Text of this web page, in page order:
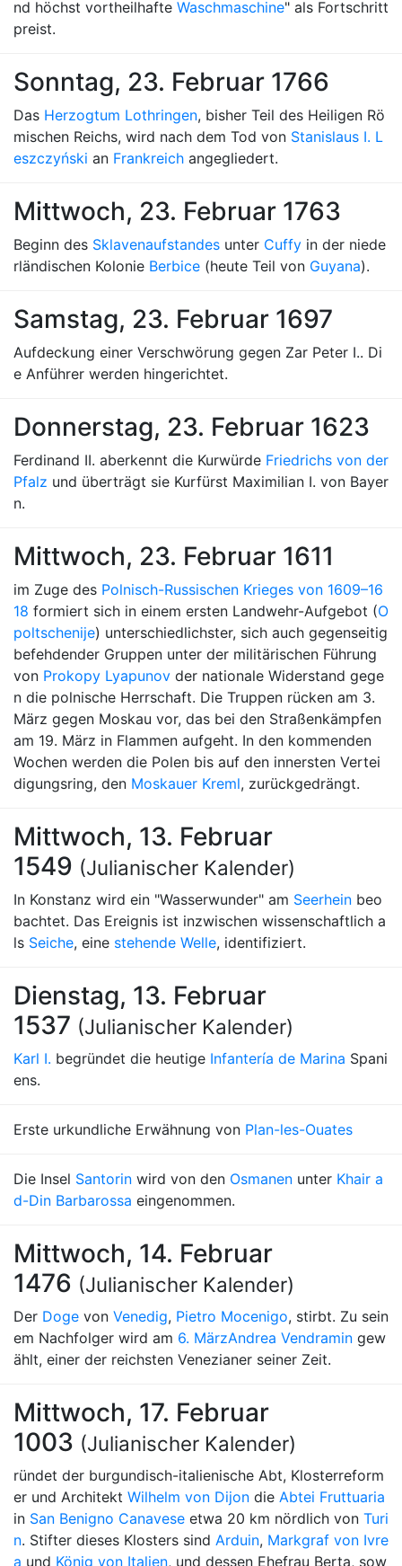
nd höchst vortheilhafte Waschmaschine" als Fortschritt
preist.
Sonntag, 23. Februar 1766
Das Herzogtum Lothringen, bisher Teil des Heiligen Rö
mischen Reichs, wird nach dem Tod von Stanislaus I. L
eszczyński an Frankreich angegliedert.
Mittwoch, 23. Februar 1763
Beginn des Sklavenaufstandes unter Cuffy in der niede
rländischen Kolonie Berbice (heute Teil von Guyana).
Samstag, 23. Februar 1697
Aufdeckung einer Verschwörung gegen Zar Peter I.. Di
e Anführer werden hingerichtet.
Donnerstag, 23. Februar 1623
Ferdinand II. aberkennt die Kurwürde Friedrichs von der
Pfalz und überträgt sie Kurfürst Maximilian I. von Bayer
n.
Mittwoch, 23. Februar 1611
im Zuge des Polnisch-Russischen Krieges von 1609–16
18 formiert sich in einem ersten Landwehr-Aufgebot (O
poltschenije) unterschiedlichster, sich auch gegenseitig
befehdender Gruppen unter der militärischen Führung
von Prokopy Lyapunov der nationale Widerstand gege
n die polnische Herrschaft. Die Truppen rücken am 3.
März gegen Moskau vor, das bei den Straßenkämpfen
am 19. März in Flammen aufgeht. In den kommenden
Wochen werden die Polen bis auf den innersten Vertei
digungsring, den Moskauer Kreml, zurückgedrängt.
Mittwoch, 13. Februar
1549 (Julianischer Kalender)
In Konstanz wird ein "Wasserwunder" am Seerhein beo
bachtet. Das Ereignis ist inzwischen wissenschaftlich a
ls Seiche, eine stehende Welle, identifiziert.
Dienstag, 13. Februar
1537 (Julianischer Kalender)
Karl I. begründet die heutige Infantería de Marina Spani
ens.
Erste urkundliche Erwähnung von Plan-les-Ouates
Die Insel Santorin wird von den Osmanen unter Khair a
d-Din Barbarossa eingenommen.
Mittwoch, 14. Februar
1476 (Julianischer Kalender)
Der Doge von Venedig, Pietro Mocenigo, stirbt. Zu sein
em Nachfolger wird am 6. MärzAndrea Vendramin gew
ählt, einer der reichsten Venezianer seiner Zeit.
Mittwoch, 17. Februar
1003 (Julianischer Kalender)
ründet der burgundisch-italienische Abt, Klosterreform
er und Architekt Wilhelm von Dijon die Abtei Fruttuaria
in San Benigno Canavese etwa 20 km nördlich von Turi
n. Stifter dieses Klosters sind Arduin, Markgraf von Ivre
a und König von Italien, und dessen Ehefrau Berta, sow